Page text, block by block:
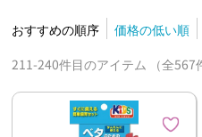
おすすめの順序 価格の低い順
211-240件目のアイテム （全567